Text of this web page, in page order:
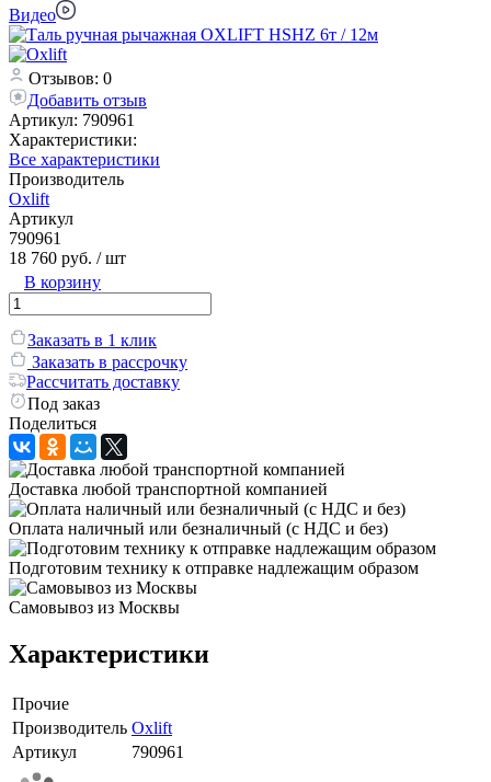
Видео
Отзывов: 0
Добавить отзыв
Артикул: 790961
Характеристики:
Все характеристики
Производитель
Oxlift
Артикул
790961
18 760 руб. / шт
В корзину
Заказать в 1 клик
Заказать в рассрочку
Рассчитать доставку
Под заказ
Поделиться
Доставка любой транспортной компанией
Оплата наличный или безналичный (с НДС и без)
Подготовим технику к отправке надлежащим образом
Самовывоз из Москвы
Характеристики
Прочие
Производитель Oxlift
Артикул
790961